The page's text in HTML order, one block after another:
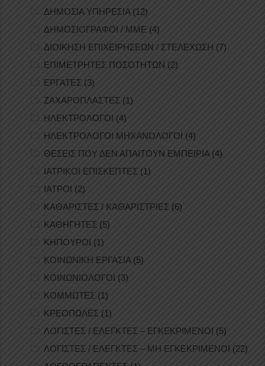
ΔΗΜΟΣΙΑ ΥΠΗΡΕΣΙΑ(12)
ΔΗΜΟΣΙΟΓΡΑΦΟΙ / ΜΜΕ (4)
ΔΙΟΙΚΗΣΗ ΕΠΙΧΕΙΡΗΣΕΩΝ / ΣΤΕΛΕΧΩΣΗ (7)
ΕΠΙΜΕΤΡΗΤΕΣ ΠΟΣΟΤΗΤΩΝ (2)
ΕΡΓΑΤΕΣ (3)
ΖΑΧΑΡΟΠΛΑΣΤΕΣ (1)
ΗΛΕΚΤΡΟΛΟΓΟΙ (4)
ΗΛΕΚΤΡΟΛΟΓΟΙ ΜΗΧΑΝΟΛΟΓΟΙ (4)
ΘΕΣΕΙΣ ΠΟΥ ΔΕΝ ΑΠΑΙΤΟΥΝ ΕΜΠΕΙΡΙΑ(4)
ΙΑΤΡΙΚΟΙ ΕΠΙΣΚΕΠΤΕΣ (1)
ΙΑΤΡΟΙ (2)
ΚΑΘΑΡΙΣΤΕΣ / ΚΑΘΑΡΙΣΤΡΙΕΣ (6)
ΚΑΘΗΓΗΤΕΣ (5)
ΚΗΠΟΥΡΟΙ (1)
ΚΟΙΝΩΝΙΚΗ ΕΡΓΑΣΙΑ(5)
ΚΟΙΝΩΝΙΟΛΟΓΟΙ (3)
ΚΟΜΜΩΤΕΣ (1)
ΚΡΕΟΠΩΛΕΣ (1)
ΛΟΓΙΣΤΕΣ / ΕΛΕΓΚΤΕΣ – ΕΓΚΕΚΡΙΜΕΝΟΙ (5)
ΛΟΓΙΣΤΕΣ / ΕΛΕΓΚΤΕΣ – ΜΗ ΕΓΚΕΚΡΙΜΕΝΟΙ (22)